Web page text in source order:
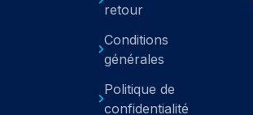
retour
Conditions
générales
Politique de
confidentialité